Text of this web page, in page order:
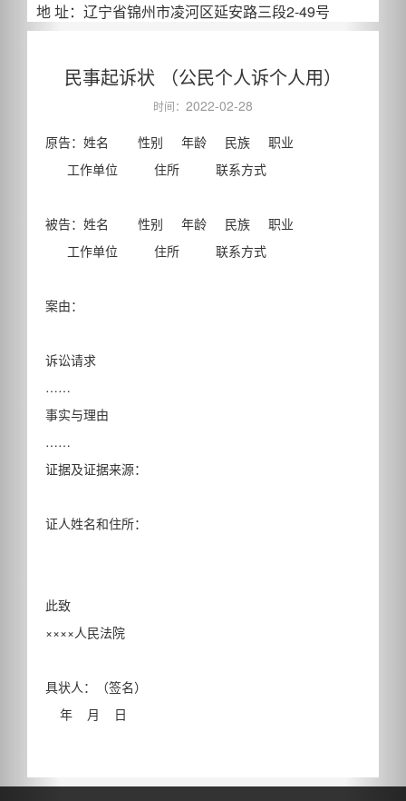
地 址：辽宁省锦州市凌河区延安路三段2-49号
民事起诉状 （公民个人诉个人用）
时间： 2022-02-28
原告：姓名 性别 年龄 民族 职业
工作单位 住所 联系方式
被告：姓名 性别 年龄 民族 职业
工作单位 住所 联系方式
案由：
诉讼请求
……
事实与理由
……
证据及证据来源：
证人姓名和住所：
此致
××××人民法院
具状人：（签名）
年 月 日